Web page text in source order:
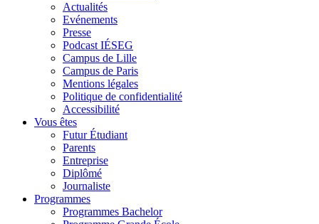
Actualités
Evénements
Presse
Podcast IÉSEG
Campus de Lille
Campus de Paris
Mentions légales
Politique de confidentialité
Accessibilité
Vous êtes
Futur Étudiant
Parents
Entreprise
Diplômé
Journaliste
Programmes
Programmes Bachelor